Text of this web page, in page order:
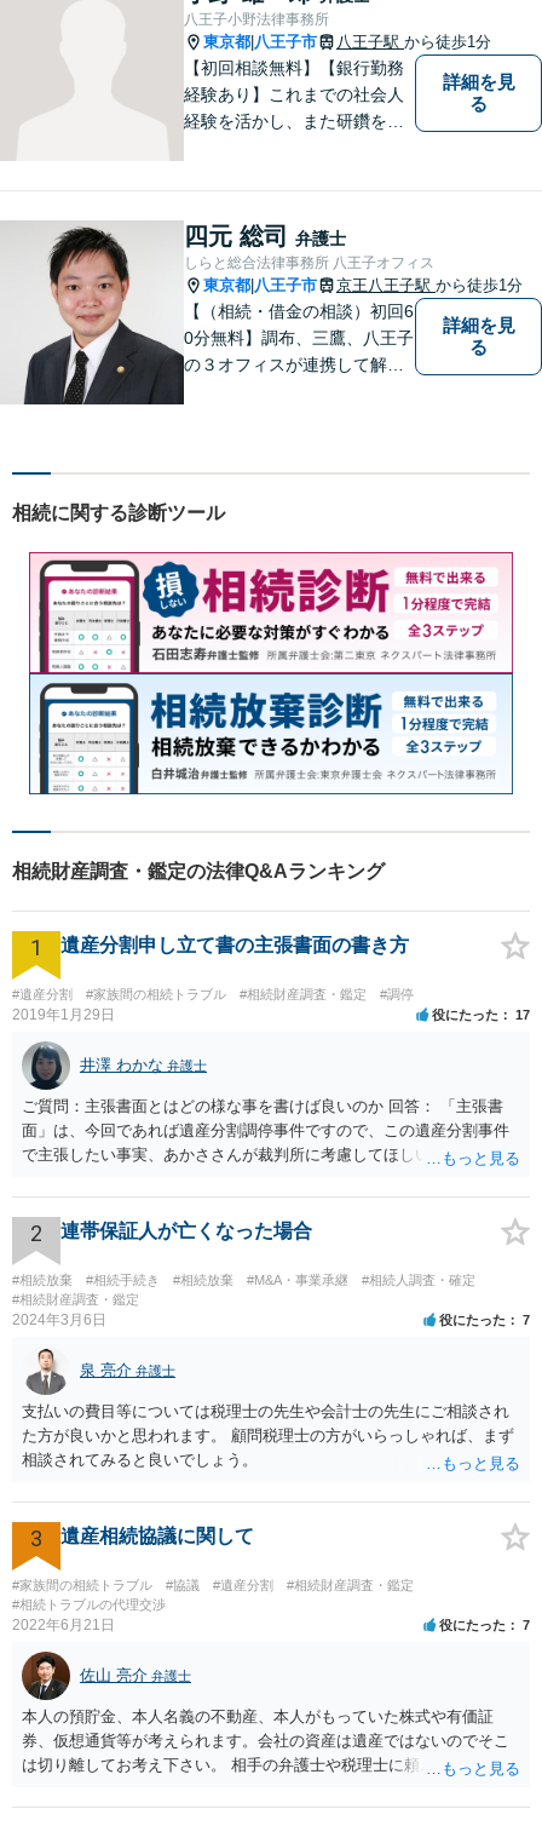
八王子小野法律事務所
東京都 八王子市 八王子駅 から徒歩1分
【初回相談無料】【銀行勤務
経験あり】これまでの社会人
経験を活かし、また研鑽を怠
軽にご相談ください。
詳細を見
る
四元 総司 弁護士
しらと総合法律事務所 八王子オフィス
東京都 八王子市 京王八王子駅 から徒歩1分
【（相続・借金の相談）初回6
0分無料】調布、三鷹、八王子
の３オフィスが連携して解決
法務／債権回収
詳細を見
る
相続に関する診断ツール
相続財産調査・鑑定の法律Q&Aランキング
1 遺産分割申し立て書の主張書面の書き方
#遺産分割 #家族間の相続トラブル #相続財産調査・鑑定 #調停
2019年1月29日 役にたった 17
井澤 わかな 弁護士
ご質問：主張書面とはどの様な事を書けば良いのか 回答： 「主張書
面」は、今回であれば遺産分割調停事件ですので、この遺産分割事件
で主張したい事実、あかささんが裁判所に考慮してほしいと思う、亡
ります。 もし、主張したい事実や考慮してほしい事情に関連して
資料を持っているようであれば、主張書面とは別で提出できます。も
し、お姉さんに見られたくないような資料がある場合、「非開示の希
望に関する申出書」と共に提出することも考えられます。 ご質問：書
いた方が良い事と書かない方が良い事 回答： お姉さんが申立書の「申
立ての趣旨」のところに書いている遺産の分け方に対して意見があれ
ば、まずそれを書くとよいです。 次に「申立ての理由」のところに、
なぜ調停を申し立てたのか(例えば、あかささんと話合いが出来ない／
決裂した、など)や亡くなった方・あかささん・お姉さん間の事情やい
きさつなどが書かれていると思うので、あかささんから見てそれは違
うと感じるところは、どのように違うのか、など書くとよいです。 そ
の他、お姉さんの申立書には書かれていないけど、どのように遺産を
った等)、それも書くとよいです。 書かない方が良いと思うことは、遺
産分割に関係ない(と思われる)いきさつを沢山盛り込むことだと考えま
す(あくまで遺産分割に関係することに留める方が、裁判所や調停委員
の方に事情を理解してもらいやすいと思います)。
2 連帯保証人が亡くなった場合
#相続放棄 #相続手続き #相続放棄 #M&A・事業承継
#相続人調査・確定
#相続財産調査・鑑定
2024年3月6日 役にたった 7
泉 亮介 弁護士
支払いの費目等については税理士の先生や会計士の先生にご相談され
た方が良いかと思われます。 顧問税理士の方がいらっしゃれば、まず
相談されてみると良いでしょう。
3 遺産相続協議に関して
#家族間の相続トラブル #協議 #遺産分割
#相続財産調査・鑑定
#相続トラブルの代理交渉
2022年6月21日 役にたった 7
佐山 亮介 弁護士
本人の預貯金、本人名義の不動産、本人がもっていた株式や有価証
券、仮想通貨等が考えられます。会社の資産は遺産ではないのでそこ
は切り離してお考え下さい。 相手の弁護士や税理士に頼んでも守秘義
意に開示を求め、応じなければ「調査嘱託」という手続きを使って銀